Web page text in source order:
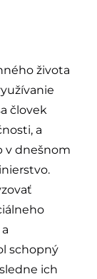
života
človek
a
v dnešnom
schopný
ich